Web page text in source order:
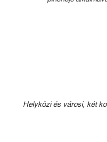
Helyközi és városi, két